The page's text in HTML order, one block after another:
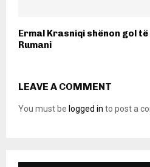
Ermal Krasniqi shënon gol
Rumani
LEAVE A COMMENT
You must be logged in to post a